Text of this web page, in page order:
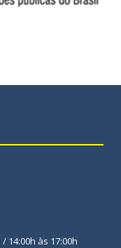
14:00h às 17:00h